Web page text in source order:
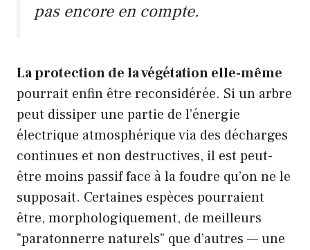
pas encore en compte.
La protection de la végétation elle-même
pourrait enfin être reconsidérée. Si un arbre
peut dissiper une partie de l’énergie
électrique atmosphérique via des décharges
continues et non destructives, il est peut-
être moins passif face à la foudre qu’on ne le
supposait. Certaines espèces pourraient
être, morphologiquement, de meilleurs
"paratonnerre naturels" que d’autres — une